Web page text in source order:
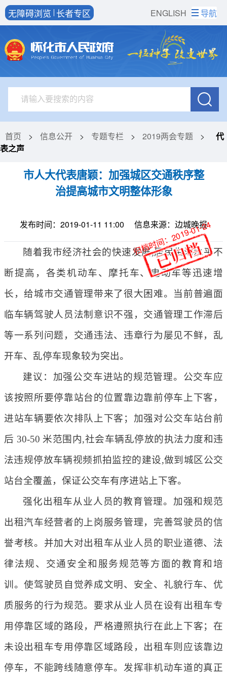
ENGLISH
无障碍浏览 长者专区 导航
首页 > 信息公开 > 专题专栏 > 2019两会专题 >
代
表之声
市人大代表唐颖：加强城区交通秩序整
治提高城市文明整体形象
发布时间：2019-01-11 11:00 信息来源：边城晚报
随着我市经济社会的快速发展,居民生活水平不
断提高，各类机动车、摩托车、电动车等迅速增
长，给城市交通管理带来了很大困难。当前普遍面
临车辆驾驶人员法制意识不强，交通管理工作滞后
等一系列问题，交通违法、违章行为屡见不鲜，乱
开车、乱停车现象较为突出。
建议：加强公交车进站的规范管理。公交车应
该按照所要停靠站台的位置靠边靠前停车上下客，
进站车辆要依次排队上下客；加强对公交车站台前
后 30-50 米范围内,社会车辆乱停放的执法力度和违
法违规停放车辆视频抓拍监控的建设,做到城区公交
站台全覆盖，保证公交车有序进站上下客。
强化出租车从业人员的教育管理。加强和规范
出租汽车经营者的上岗服务管理，完善驾驶员的信
誉考核。并加大对出租车从业人员的职业道德、法
律法规、交通安全和服务规范等方面的教育和培
训。使驾驶员自觉养成文明、安全、礼貌行车、优
质服务的行为规范。要求从业人员在设有出租车专
用停靠区域的路段，严格遵照执行在此上下客；在
未设出租车专用停靠区域路段，出租车则应该靠边
停车，不能跨线随意停车。发挥非机动车道的真正
归档时间：2019-01-24